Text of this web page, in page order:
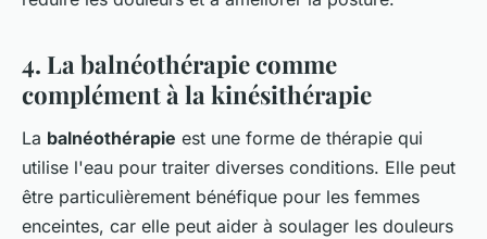
4. La balnéothérapie comme
complément à la kinésithérapie
La balnéothérapie est une forme de thérapie qui
utilise l'eau pour traiter diverses conditions. Elle peut
être particulièrement bénéfique pour les femmes
enceintes, car elle peut aider à soulager les douleurs